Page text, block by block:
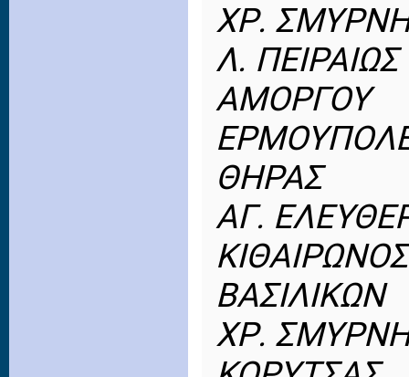
ΧΡ.
Λ. ΠΕΙΡΑΙΩΣ
ΑΜΟΡΓΟΥ
ΘΗΡΑΣ
ΑΓ.
ΚΙΘΑΙΡΩΝΟΣ
ΒΑΣΙΛΙΚΩΝ
ΧΡ.